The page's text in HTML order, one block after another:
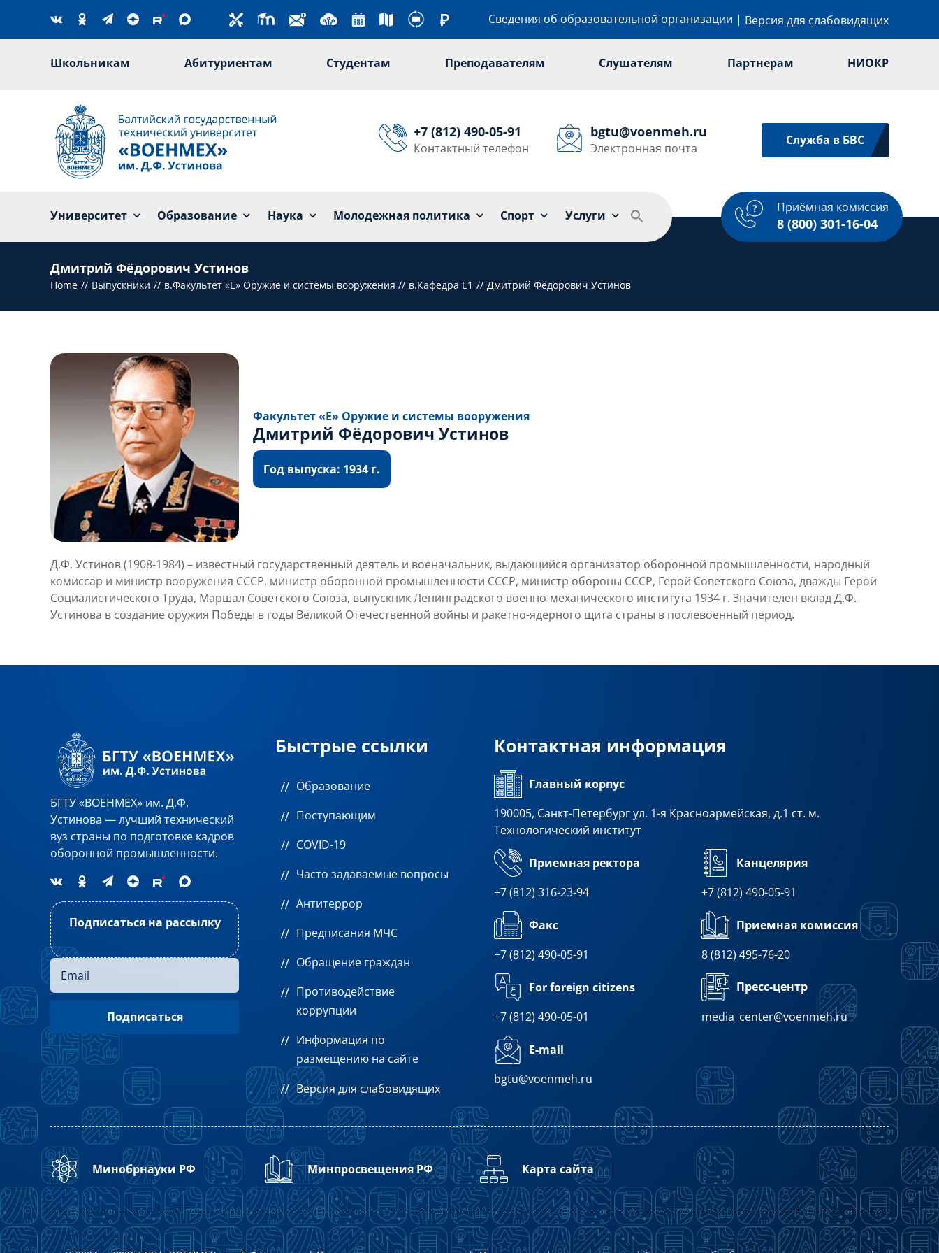
content
Сведения об образовательной организации | Версия для слабовидящих
Школьникам Абитуриентам Студентам Преподавателям Слушателям Партнерам НИОКР
+7 (812) 490-05-91
Контактный телефон
bgtu@voenmeh.ru
Электронная почта
Служба в БВС
Университет Образование Наука Молодежная политика Спорт Услуги
Приёмная комиссия
8 (800) 301-16-04
Университет Образование Наука Молодежная политика Спорт Услуги
Дмитрий Фёдорович Устинов
Home Выпускники в.Факультет «Е» Оружие и системы вооружения в.Кафедра Е1 Дмитрий Фёдорович Устинов
Факультет «Е» Оружие и системы вооружения
Дмитрий Фёдорович Устинов
Год выпуска: 1934 г.
Д.Ф. Устинов (1908-1984) – известный государственный деятель и военачальник, выдающийся организатор оборонной промышленности, народный
комиссар и министр вооружения СССР, министр оборонной промышленности СССР, министр обороны СССР, Герой Советского Союза, дважды Герой
Социалистического Труда, Маршал Советского Союза, выпускник Ленинградского военно-механического института 1934 г. Значителен вклад Д.Ф.
Устинова в создание оружия Победы в годы Великой Отечественной войны и ракетно-ядерного щита страны в послевоенный период.
БГТУ «ВОЕНМЕХ» им. Д.Ф.
Устинова — лучший технический
вуз страны по подготовке кадров
оборонной промышленности.
Подписаться на рассылку
Быстрые ссылки
Образование
Поступающим
COVID-19
Часто задаваемые вопросы
Антитеррор
Предписания МЧС
Обращение граждан
Противодействие
коррупции
Информация по
размещению на сайте
Версия для слабовидящих
Контактная информация
Главный корпус
190005, Санкт-Петербург ул. 1-я Красноармейская, д.1 ст. м.
Технологический институт
Приемная ректора
+7 (812) 316-23-94
Канцелярия
+7 (812) 490-05-91
Факс
+7 (812) 490-05-91
Приемная комиссия
8 (812) 495-76-20
For foreign citizens
+7 (812) 490-05-01
Пресс-центр
media_center@voenmeh.ru
E-mail
bgtu@voenmeh.ru
Минобрнауки РФ Минпросвещения РФ Карта сайта